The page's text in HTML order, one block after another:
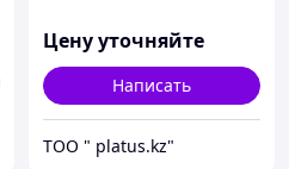
Цену уточняйте
Написать
ТОО " platus.kz"